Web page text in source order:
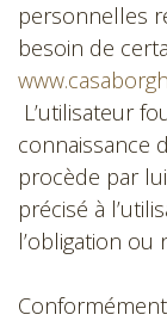
personnelles
besoin de
L’utilisateur
connaissance
procède par
précisé à
l’obligation